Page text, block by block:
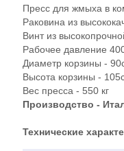
Пресс для жмыха в
Раковина из
Винт из
Рабочее давление
Диаметр корзины -
Высота корзины -
Вес пресса - 550 кг
Производство -
Технические